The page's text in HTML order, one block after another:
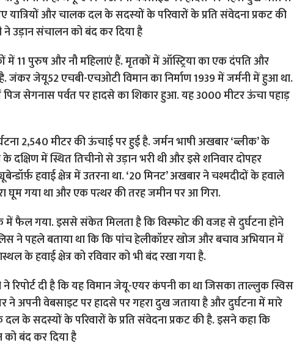
में 11 पुरुष और नौ महिलाएं हैं. मृतकों में ऑस्ट्रिया का एक दंपति और
जंकर जेयू52 एचबी-एचओटी विमान का निर्माण 1939 में जर्मनी में हुआ था.
पिज सेगनास पर्वत पर हादसे का शिकार हुआ. यह 3000 मीटर ऊंचा पहाड़
2,540 मीटर की ऊंचाई पर हुई है. जर्मन भाषी अखबार ‘ब्लीक’ के
दक्षिण में स्थित तिचीनो से उड़ान भरी थी और इसे शनिवार दोपहर
हवाई क्षेत्र में उतरना था. ‘20 मिनट’ अखबार ने चश्मदीदों के हवाले
घूम गया था और एक पत्थर की तरह जमीन पर आ गिरा.
फैल गया. इससे संकेत मिलता है कि विस्फोट की वजह से दुर्घटना होने
ने पहले बताया था कि कि पांच हेलीकॉप्टर खोज और बचाव अभियान में
के हवाई क्षेत्र को रविवार को भी बंद रखा गया है.
रिपोर्ट दी है कि यह विमान जेयू-एयर कंपनी का था जिसका ताल्लुक स्विस
अपनी वेबसाइट पर हादसे पर गहरा दुख जताया है और दुर्घटना में मारे
दल के सदस्यों के परिवारों के प्रति संवेदना प्रकट की है. इसने कहा कि
बंद कर दिया है